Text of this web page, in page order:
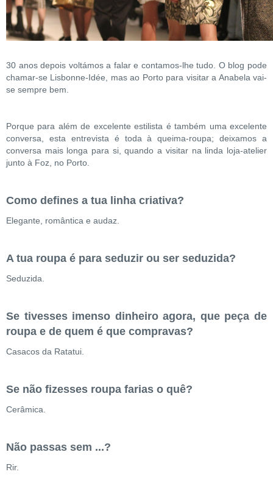
30 anos depois voltámos a falar e contamos-lhe tudo. O blog pode
chamar-se Lisbonne-Idée, mas ao Porto para visitar a Anabela vai-
se sempre bem.
Porque para além de excelente estilista é também uma excelente
conversa, esta entrevista é toda à queima-roupa; deixamos a
conversa mais longa para si, quando a visitar na linda loja-atelier
junto à Foz, no Porto.
Como defines a tua linha criativa?
Elegante, romântica e audaz.
A tua roupa é para seduzir ou ser seduzida?
Seduzida.
Se tivesses imenso dinheiro agora, que peça de
roupa e de quem é que compravas?
Casacos da Ratatui.
Se não fizesses roupa farias o quê?
Cerâmica.
Não passas sem ...?
Rir.